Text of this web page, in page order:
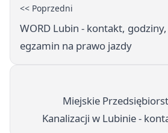
<< Poprzedni
WORD Lubin - kontakt,
egzamin na prawo jazdy
Miejskie
Kanalizacji w Lubinie -